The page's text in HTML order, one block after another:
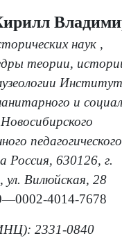
наук ,
теории,
и
педагогического
Россия, 630126, г.
ул. Вилюйская, 28
4014-7678
2331-0840